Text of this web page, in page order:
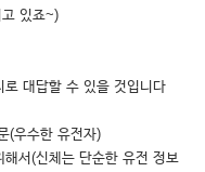
있죠~)
대답할 수 있을 것입니다
(우수한 유전자)
서(신체는 단순한 유전 정보